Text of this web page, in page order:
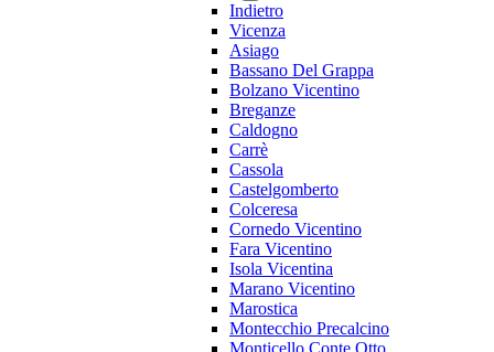
Indietro
Vicenza
Asiago
Bassano Del Grappa
Bolzano Vicentino
Breganze
Caldogno
Carrè
Cassola
Castelgomberto
Colceresa
Cornedo Vicentino
Fara Vicentino
Isola Vicentina
Marano Vicentino
Marostica
Montecchio Precalcino
Monticello Conte Otto